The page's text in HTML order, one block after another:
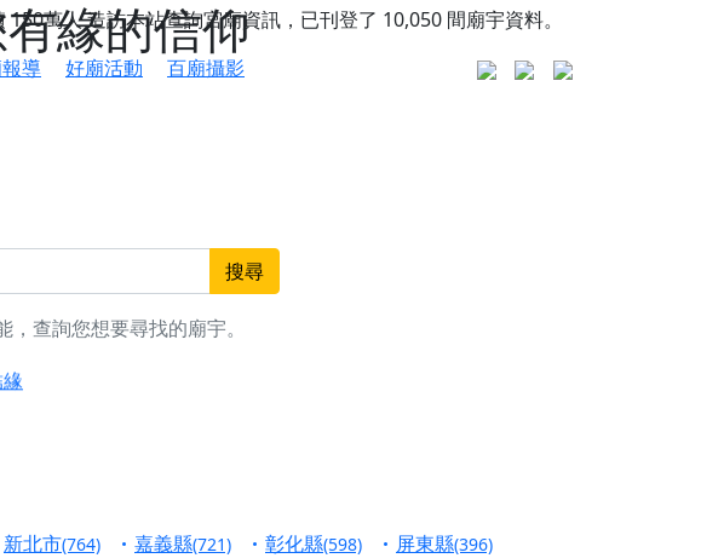
緣的信仰
150萬人造訪本站查詢宮廟資訊，已刊登了 10,050 間廟宇資料。
導 好廟活動 百廟攝影
搜尋
查詢您想要尋找的廟宇。
，誠邀十方善信大德，一同回到母娘慈悲座前，祈福納祥、慎
新北市(764) 嘉義縣(721) 彰化縣(598) 屏東縣(396)